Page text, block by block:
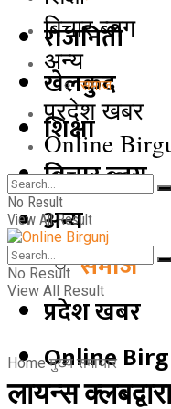
राजनिती
खेलकुद
शिक्षा
बिचार ब्लग
अन्य
समाज
प्रदेश खबर
Online
बिचार ब्लग
अन्य
समाज
प्रदेश खबर
Online
No Result
View All Result
No Result
View All Result
Home मुख्य समाचार
लायन्स